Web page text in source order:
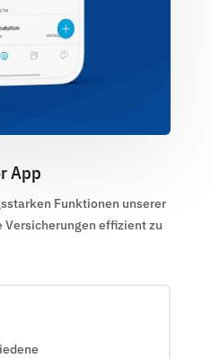
App
Funktionen unserer
effizient zu